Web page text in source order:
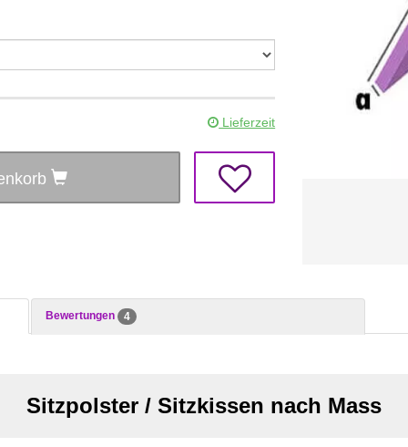
Lieferzeit
Bewertungen 4
Sitzpolster / Sitzkissen nach Mass